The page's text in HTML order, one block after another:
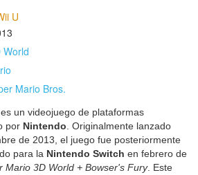
U
World
Mario Bros.
es un videojuego de plataformas
por Nintendo. Originalmente lanzado
de 2013, el juego fue posteriormente
para la Nintendo Switch en febrero de
Mario 3D World + Bowser's Fury. Este